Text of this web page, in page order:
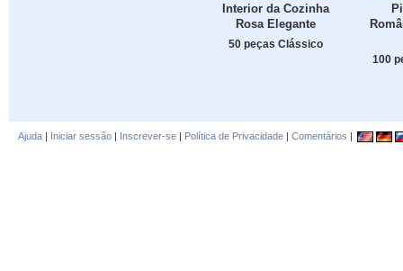
Interior da Cozinha
Rosa Elegante
50 peças Clássico
100
Ajuda | Iniciar sessão | Inscrever-se | Política de Privacidade | Comentários |